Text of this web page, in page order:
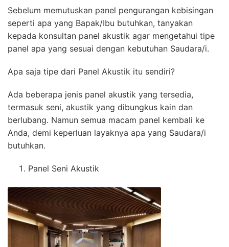
Sebelum memutuskan panel pengurangan kebisingan
seperti apa yang Bapak/Ibu butuhkan, tanyakan
kepada konsultan panel akustik agar mengetahui tipe
panel apa yang sesuai dengan kebutuhan Saudara/i.
Apa saja tipe dari Panel Akustik itu sendiri?
Ada beberapa jenis panel akustik yang tersedia,
termasuk seni, akustik yang dibungkus kain dan
berlubang. Namun semua macam panel kembali ke
Anda, demi keperluan layaknya apa yang Saudara/i
butuhkan.
Panel Seni Akustik